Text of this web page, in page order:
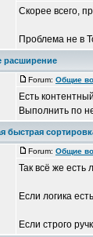
Скорее всего,
Проблема не в
расширение
Forum: Общие
Есть
Выполнить по
быстрая
Forum: Общие
Так всё же есть
Если логика
Если строго